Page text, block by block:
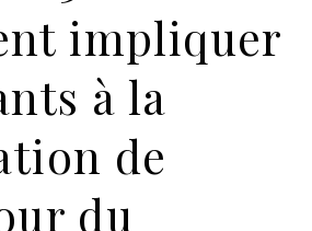
impliquer
à la
de
du